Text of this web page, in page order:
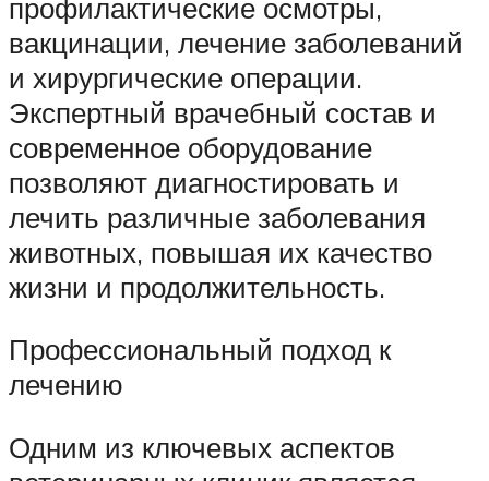
профилактические осмотры,
вакцинации, лечение заболеваний
и хирургические операции.
Экспертный врачебный состав и
современное оборудование
позволяют диагностировать и
лечить различные заболевания
животных, повышая их качество
жизни и продолжительность.
Профессиональный подход к
лечению
Одним из ключевых аспектов